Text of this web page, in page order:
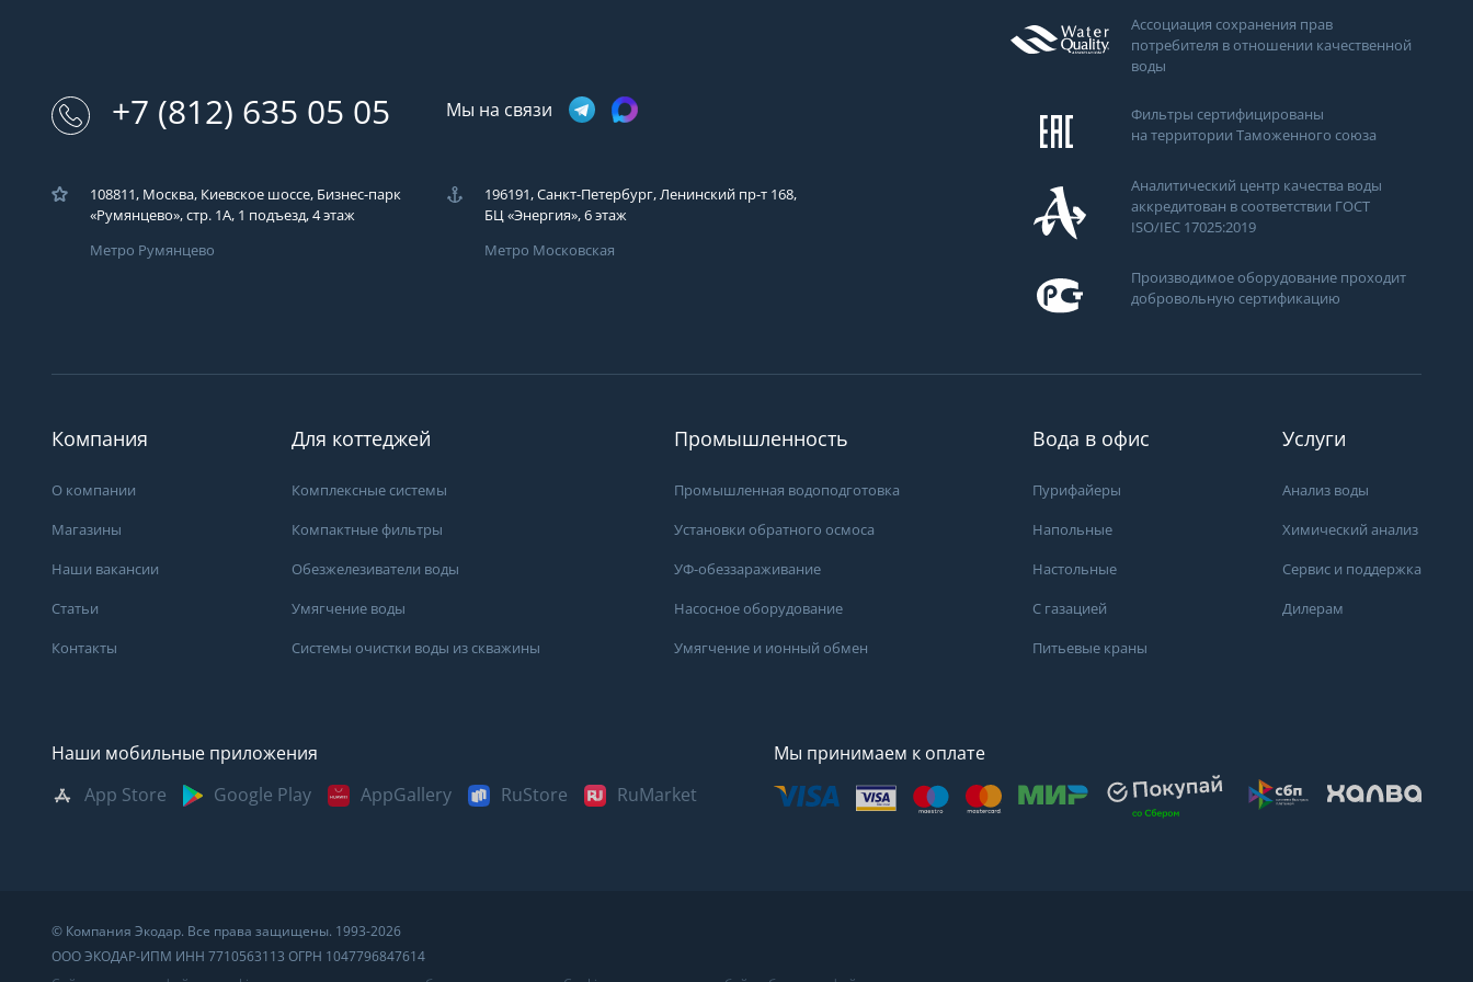
Выберите причину обращения
Я принимаю условия
передачи информации
+7 (812) 635 05 05 Мы на связи
108811, Москва, Киевское шоссе, Бизнес-парк
«Румянцево», стр. 1А, 1 подъезд, 4 этаж
Метро Румянцево
196191, Санкт-Петербург, Ленинский пр-т 168,
БЦ «Энергия», 6 этаж
Метро Московская
Ассоциация сохранения прав
потребителя в отношении качественной
воды
Фильтры сертифицированы
на территории Таможенного союза
Аналитический центр качества воды
аккредитован в соответствии ГОСТ
ISO/IEC 17025:2019
Производимое оборудование проходит
добровольную сертификацию
Компания
О компании
Магазины
Наши вакансии
Статьи
Контакты
Для коттеджей
Комплексные системы
Компактные фильтры
Обезжелезиватели воды
Умягчение воды
Системы очистки воды из скважины
Промышленность
Промышленная водоподготовка
Установки обратного осмоса
УФ-обеззараживание
Насосное оборудование
Умягчение и ионный обмен
Вода в офис
Пурифайеры
Напольные
Настольные
С газацией
Питьевые краны
Услуги
Анализ воды
Химический анализ
Сервис и поддержка
Дилерам
Наши мобильные приложения
App Store
Google Play AppGallery RuStore RuMarket
Мы принимаем к оплате
© Компания Экодар. Все права защищены. 1993-2026
ООО ЭКОДАР-ИПМ ИНН 7710563113 ОГРН 1047796847614
Великий Новгород
Казань
Мурманск
Саратов
Тверь
Я принимаю условия
передачи информации